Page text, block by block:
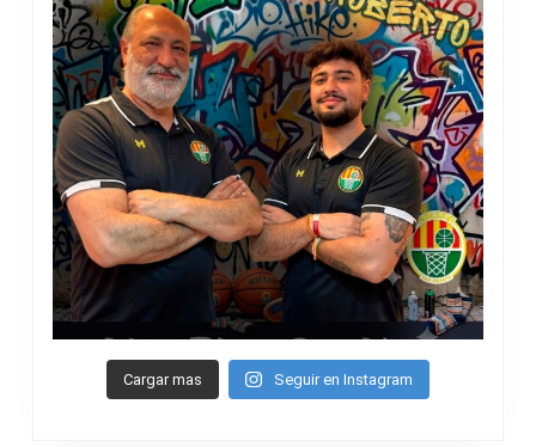
Cargar mas Seguir en Instagram